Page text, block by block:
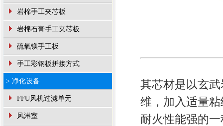
岩棉手工夹芯板
岩棉石膏手工夹芯板
硫氧镁手工板
手工彩钢板拼接方式
> 净化设备
FFU风机过滤单元
风淋室
其芯材是以玄
维，加入适量
耐火性能强的